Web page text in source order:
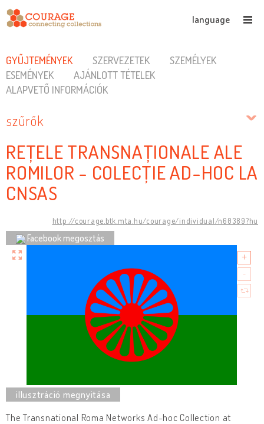
language
GYŰJTEMÉNYEK SZERVEZETEK
SZEMÉLYEK
ESEMÉNYEK
AJÁNLOTT TÉTELEK
ALAPVETŐ INFORMÁCIÓK
szűrők
REȚELE TRANSNAȚIONALE ALE
ROMILOR - COLECȚIE AD-HOC LA
CNSAS
http://courage.btk.mta.hu/courage/individual/n60389?hu
Facebook megosztás
The Transnational Roma Networks Ad-hoc Collection at